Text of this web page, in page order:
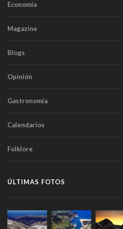
Economía
Magazine
Blogs
Opinión
Gastronomía
Calendarios
Folklore
ÚLTIMAS FOTOS